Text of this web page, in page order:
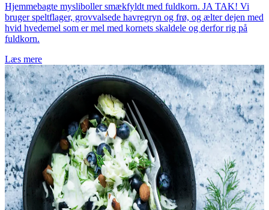
Hjemmebagte mysliboller smækfyldt med fuldkorn. JA TAK! Vi
bruger speltflager, grovvalsede havregryn og frø, og ælter dejen med
hvid hvedemel som er mel med kornets skaldele og derfor rig på
fuldkorn.
Læs mere